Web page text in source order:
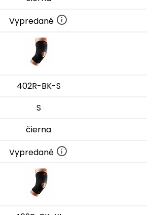
Vypredané
402R-BK-S
S
čierna
Vypredané